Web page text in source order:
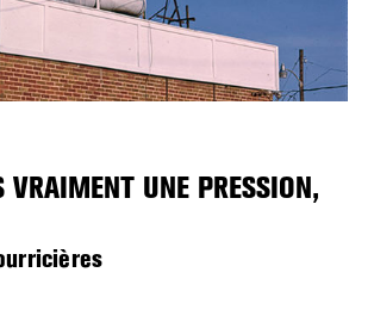
VRAIMENT UNE PRESSION,